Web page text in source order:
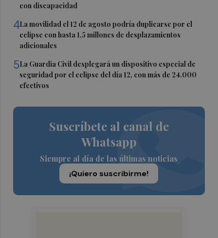
con discapacidad
4La movilidad el 12 de agosto podría duplicarse por el
eclipse con hasta 1,5 millones de desplazamientos
adicionales
5La Guardia Civil desplegará un dispositivo especial de
seguridad por el eclipse del día 12, con más de 24.000
efectivos
Suscríbete al canal de
Whatsapp
Siempre al día de las últimas noticias
¡Quiero suscribirme!